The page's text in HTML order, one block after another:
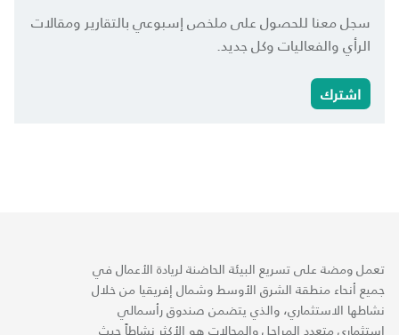
سجل معنا للحصول على ملخص إسبوعي بالتقارير ومقالات
الرأي والفعاليات وكل جديد.
اشترك
تعمل ومضة على تسريع البيئة الحاضنة لريادة الأعمال في
جميع أنحاء منطقة الشرق الأوسط وشمال إفريقيا من خلال
نشاطها الاستثماري، والذي يتضمن صندوق رأسمالي
استثماري متعدد المراحل والمجالات هو الأكثر نشاطاً حيث